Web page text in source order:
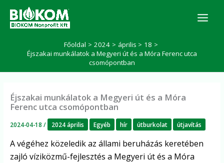
content
Főoldal 2024 április
18
Éjszakai munkálatok a Megyeri út és a Móra Ferenc utca
csomópontban
Éjszakai munkálatok a Megyeri út és a Móra
Ferenc utca csomópontban
2024-04-18/ 2024 április Egyéb hír útburkolat útjavítás
A végéhez közeledik az állami beruházás keretében
zajló víziközmű-fejlesztés a Megyeri út és a Móra
e
r